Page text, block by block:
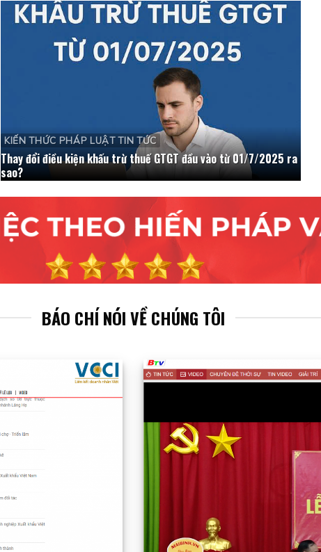
KIẾN THỨC PHÁP LUẬT TIN TỨC
Thay đổi điều kiện khấu trừ thuế GTGT đầu vào từ 01/7/2025 ra
sao?
BÁO CHÍ NÓI VỀ CHÚNG TÔI